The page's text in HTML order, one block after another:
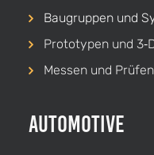
Baugruppen und
Prototypen und
Messen und Prüfen
Automotive